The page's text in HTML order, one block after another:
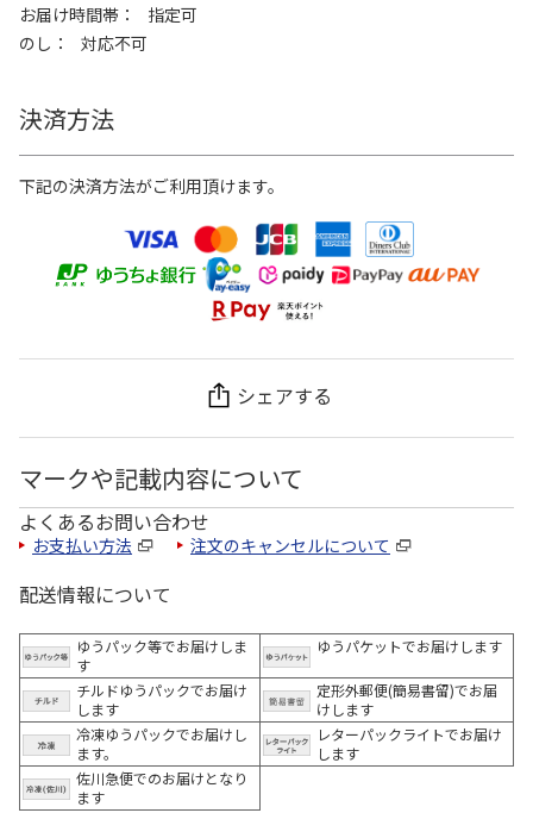
お届け時間帯
指定可
のし
対応不可
決済方法
下記の決済方法がご利用頂けます。
シェアする
マークや記載内容について
よくあるお問い合わせ
お支払い方法 注文のキャンセルについて
配送情報について
ゆうパック等でお届けしま
す
ゆうパケットでお届けします
チルドゆうパックでお届け
します
定形外郵便(簡易書留)でお届
けします
冷凍ゆうパックでお届けし
ます。
レターパックライトでお届け
します
佐川急便でのお届けとなり
ます